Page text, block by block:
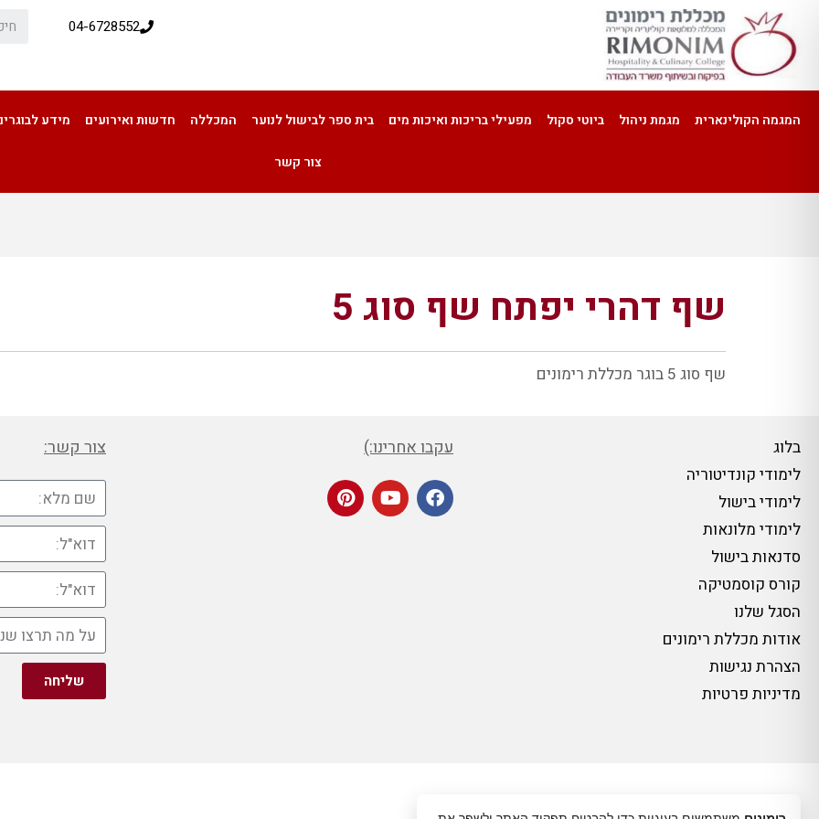
04-6728552
המגמה הקולינארית מגמת ניהול ביוטי סקול מפעילי בריכות ואיכות מים בית ספר לבישול לנוער המכללה חדשות ואירועים מידע
צור קשר
שף דהרי יפתח שף סוג 5
שף סוג 5 בוגר מכללת רימונים
בלוג
לימודי קונדיטוריה
לימודי בישול
לימודי מלונאות
סדנאות בישול
קורס קוסמטיקה
הסגל שלנו
אודות מכללת רימונים
הצהרת נגישות
מדיניות פרטיות
עקבו אחרינו:) צור קשר:
שליחה